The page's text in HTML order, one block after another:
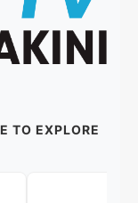
TO EXPLORE